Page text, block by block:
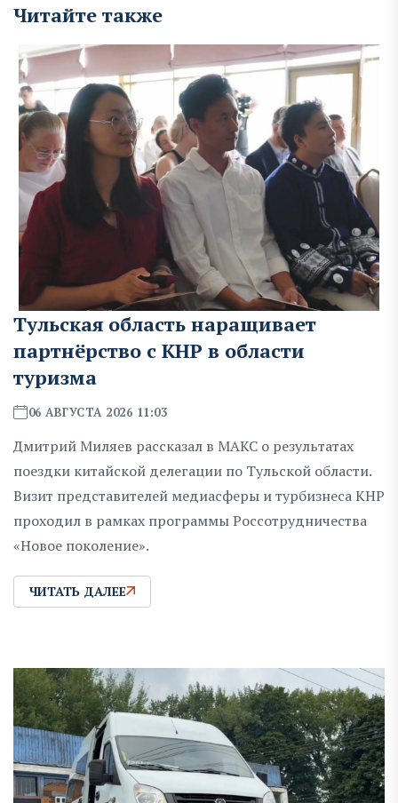
Читайте также
Тульская область наращивает
партнёрство с КНР в области
туризма
06 АВГУСТА 2026 11:03
Дмитрий Миляев рассказал в MAКС о результатах
поездки китайской делегации по Тульской области.
Визит представителей медиасферы и турбизнеса КНР
проходил в рамках программы Россотрудничества
«Новое поколение».
ЧИТАТЬ ДАЛЕЕ